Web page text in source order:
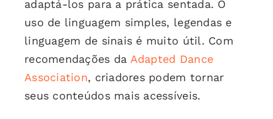
adaptá-los para a prática sentada. O
uso de linguagem simples, legendas e
linguagem de sinais é muito útil. Com
recomendações da Adapted Dance
Association, criadores podem tornar
seus conteúdos mais acessíveis.